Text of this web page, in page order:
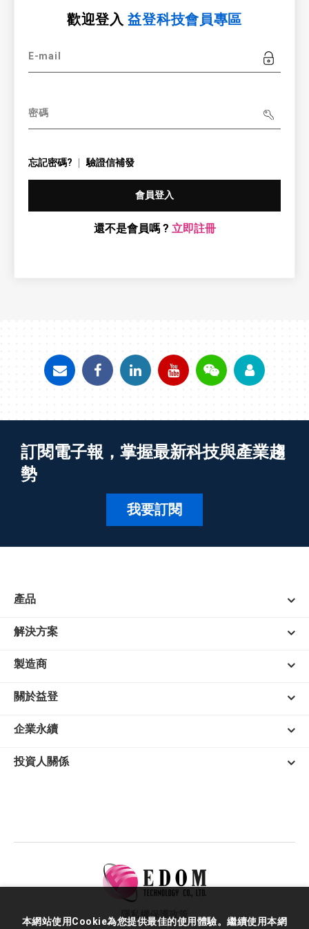
歡迎登入益登科技會員專區
E-mail
密碼
忘記密碼? 驗證信補發
會員登入
還不是會員嗎 ? 立即註冊
訂閱電子報，掌握最新科技與產業趨
勢
我要訂閱
產品
解決方案
製造商
關於益登
企業永續
投資人關係
隱私權保護政策
本網站使用Cookie為您提供最佳的使用體驗。繼續使用本網